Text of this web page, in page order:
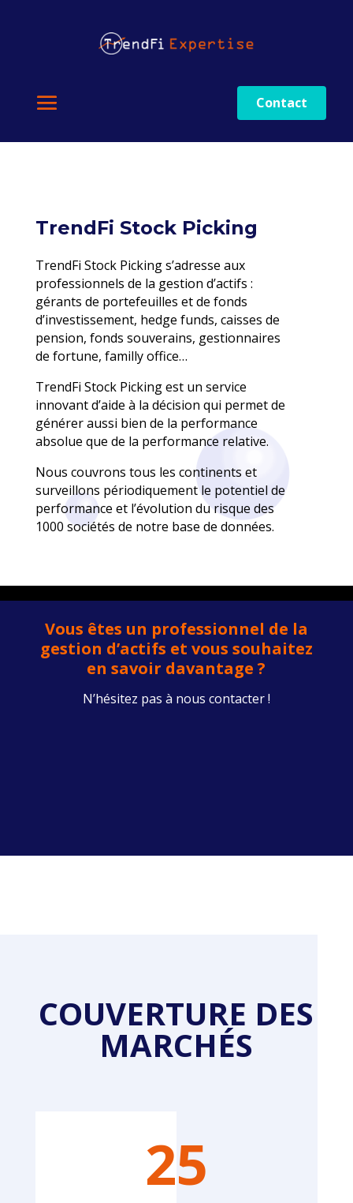
Contact
TrendFi Stock Picking
TrendFi Stock Picking s’adresse aux
professionnels de la gestion d’actifs :
gérants de portefeuilles et de fonds
d’investissement, hedge funds, caisses de
pension, fonds souverains, gestionnaires
de fortune, familly office…
TrendFi Stock Picking est un service
innovant d’aide à la décision qui permet de
générer aussi bien de la performance
absolue que de la performance relative.
Nous couvrons tous les continents et
surveillons périodiquement le potentiel de
performance et l’évolution du risque des
1000 sociétés de notre base de données.
Vous êtes un professionnel de la
gestion d’actifs et vous souhaitez
en savoir davantage ?
N’hésitez pas à nous contacter !
COUVERTURE DES
MARCHÉS
25